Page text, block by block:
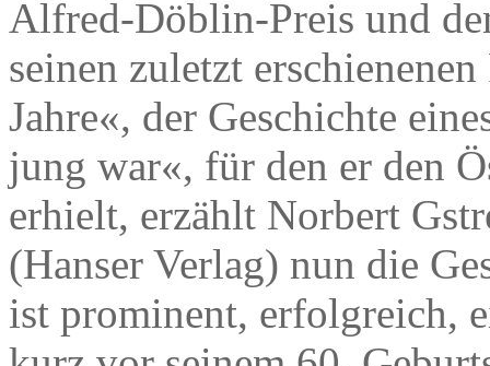
Alfred-Döblin-Preis und
seinen zuletzt
Jahre«, der Geschichte
jung war«, für den er den
erhielt, erzählt Norbert
(Hanser Verlag) nun die
ist prominent, erfolgreich,